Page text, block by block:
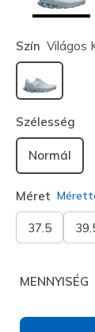
Szín Világos
Szélesség
Normál
Méret
37.5
MENNYISÉG